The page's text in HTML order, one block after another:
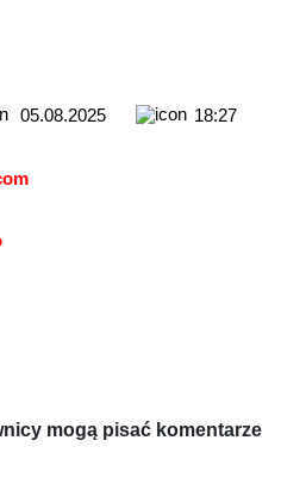
05.08.2025 18:27
mogą pisać komentarze